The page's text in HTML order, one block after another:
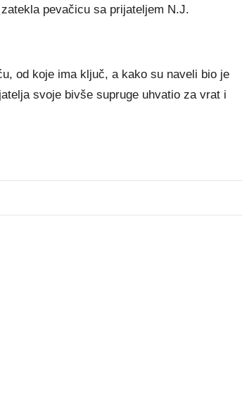
pevačicu sa prijateljem N.J.
od koje ima ključ, a kako su naveli bio je
svoje bivše supruge uhvatio za vrat i